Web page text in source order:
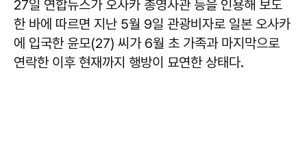
27일 연합뉴스가 오사카 총영사관 등을 인용해 보도
한 바에 따르면 지난 5월 9일 관광비자로 일본 오사카
에 입국한 윤모(27) 씨가 6월 초 가족과 마지막으로
연락한 이후 현재까지 행방이 묘연한 상태다.